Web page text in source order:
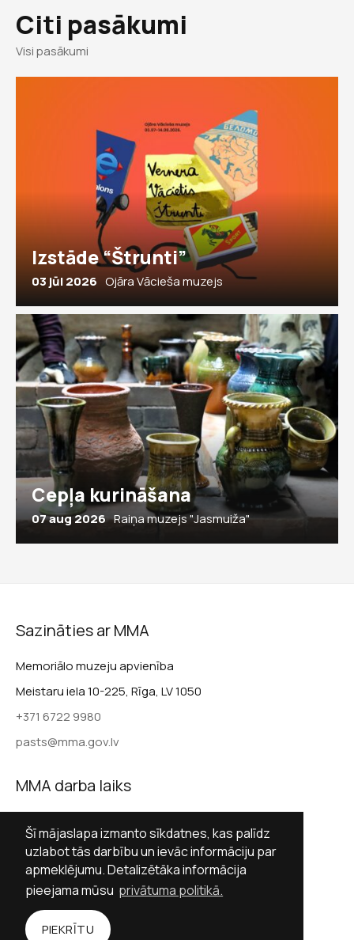
Šī mājaslapa izmanto sīkdatnes, kas palīdz
uzlabot tās darbību un ievāc informāciju par
apmeklējumu. Detalizētāka informācija
pieejama mūsu privātuma politikā.
PIEKRĪTU
Citi pasākumi
Visi pasākumi
Izstāde “Štrunti”
03 jūl 2026 Ojāra Vācieša muzejs
Cepļa kurināšana
07 aug 2026 Raiņa muzejs "Jasmuiža"
Sazināties ar MMA
Memoriālo muzeju apvienība
Meistaru iela 10-225, Rīga, LV 1050
+371 6722 9980
pasts@mma.gov.lv
MMA darba laiks
Sestdienās slēgts
Svētdienās slēgts
Sekot MMA